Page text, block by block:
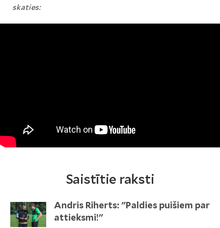
skaties:
Saistītie raksti
Andris Riherts: "Paldies puišiem par
attieksmi!"